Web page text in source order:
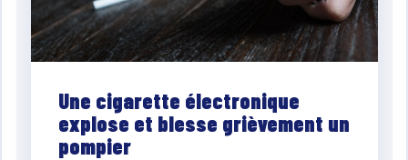
Une cigarette électronique
explose et blesse grièvement un
pompier